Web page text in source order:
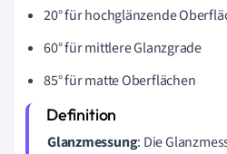
20° für hochglänzende
60° für mittlere Glanzgrade
85° für matte Oberflächen
Glanzmessung: Die